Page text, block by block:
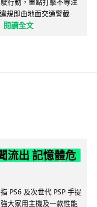
規即由地面交通警截
閱讀全文
流出 記憶體危
PS6 及次世代 PSP 手提
大家用主機及一款性能